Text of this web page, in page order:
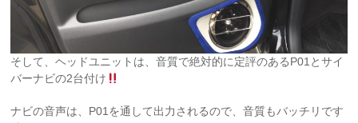
そして、ヘッドユニットは、音質で絶対的に定評のあるP01とサイ
バーナビの2台付け
ナビの音声は、P01を通して出力されるので、音質もバッチリです